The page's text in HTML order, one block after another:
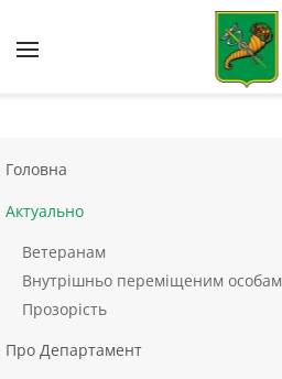
Skip to main content
Головна
Актуально
Ветеранам
Внутрішньо переміщеним особам
Прозорість
Про Департамент